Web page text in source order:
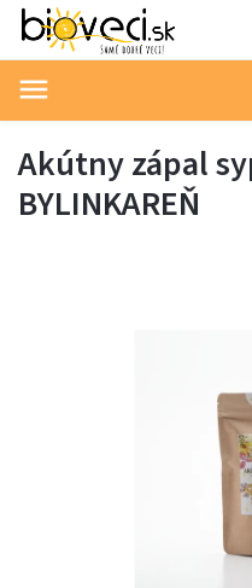
Akútny zápal
BYLINKAREŇ